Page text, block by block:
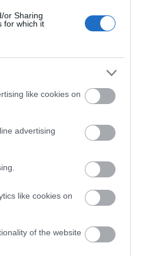
or Sharing
for which it
like cookies on
advertising
like cookies on
of the website
αυτό
το «απολωλός πρόβατο».
μεταξύ τους με παράλληλες